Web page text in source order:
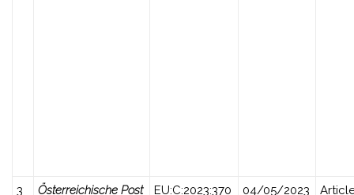
3
Österreichische Post
EU:C:2023:370 04/05/2023